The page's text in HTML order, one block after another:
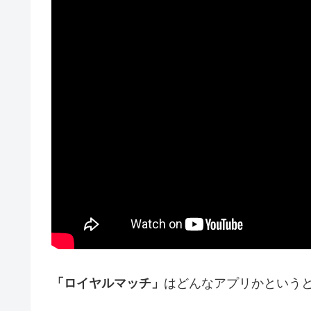
「ロイヤルマッチ」 はどんなアプリかという